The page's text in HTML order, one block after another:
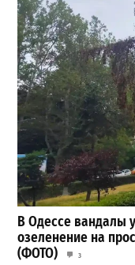
В Одессе вандалы
озеленение на
(ФОТО)
3